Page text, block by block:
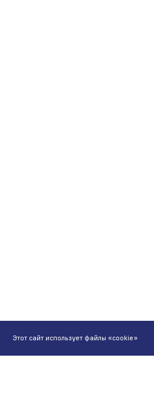
Этот сайт использует файлы «cookie»